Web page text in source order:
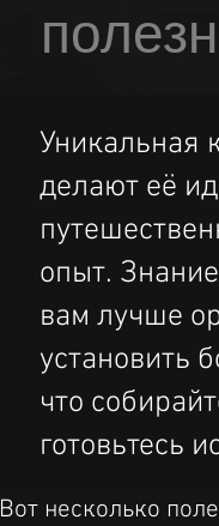
Уникальная
делают её
опыт.
вам лучше
установить
что
готовьтесь
Вот несколько